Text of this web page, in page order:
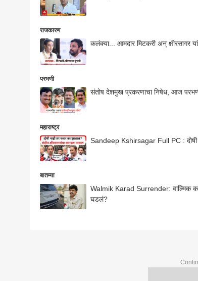
राजकारण
कलंक्या... आमदार मिटकरी अन्
परभणी
संतोष देशमुख प्रकरणाचा निषेध, आज
महाराष्ट्र
Sandeep Kshirsagar Full PC : दोषी
बातम्या
Walmik Karad Surrender: वाल्मिक
घडलं?